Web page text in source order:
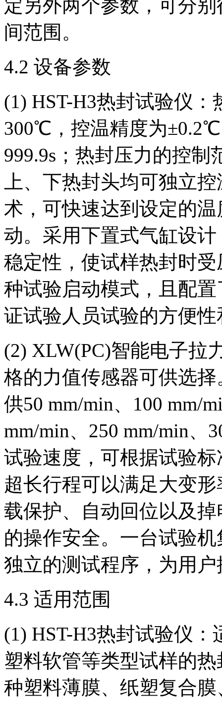
定另外两个参数，可分
间范围。
4.2 设备参数
(1) HST-H3热封试验仪
300℃，控温精度为
999.9s；热封压力的控制
上、下热封头均可独立
术，可快速达到设定的
动。采用下置式气缸设
稳定性，使试样热封时
种试验启动模式，且配
证试验人员试验的方便
(2) XLW(PC)智能电子拉
格的力值传感器可供选
供50 mm/min、100 mm/
mm/min、250 mm/min、
试验速度，可根据试验
超长行程可以满足大变
载保护、自动回位以及
的操作安全。一台试验
独立的测试程序，为用
4.3 适用范围
(1) HST-H3热封试验仪
塑料软管等类型试样的
种塑料薄膜、纸塑复合